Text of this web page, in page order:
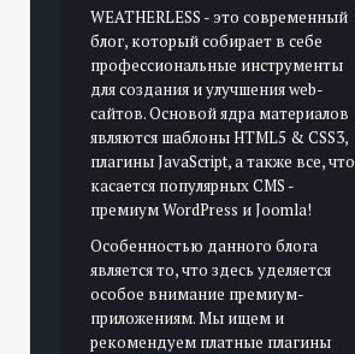
WEATHERLESS - это современный
блог, который собирает в себе
профессиональные инструменты
для создания и улучшения web-
сайтов. Основой ядра материалов
являются шаблоны HTML5 & CSS3,
плагины JavaScript, а также все, что
касается популярных CMS -
премиум WordPress и Joomla!
Особенностью данного блога
является то, что здесь уделяется
особое внимание премиум-
приложениям. Мы ищем и
рекомендуем платные плагины